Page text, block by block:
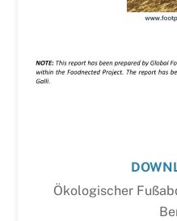
Ökologischer